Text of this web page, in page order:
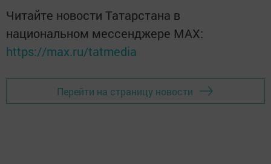
Читайте новости Татарстана в
национальном мессенджере MАХ:
https://max.ru/tatmedia
Перейти на страницу новости